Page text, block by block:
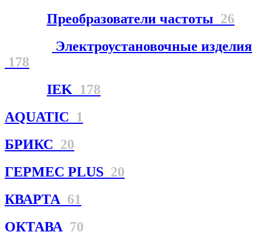
Преобразователи частоты 26
Электроустановочные изделия
178
IEK 178
AQUATIC 1
БРИКС 20
ГЕРМЕС PLUS 20
КВАРТА 61
ОКТАВА 70